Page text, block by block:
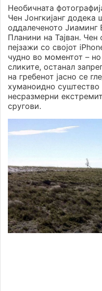
Необичната
Чен Јонгкијанг додека
оддалеченото Јиаминг
Планини на Тајван.
пејзажи со својот
чудно во моментот –
сликите, останал
на гребенот јасно се
хуманоидно суштество
несразмерни
сругови.